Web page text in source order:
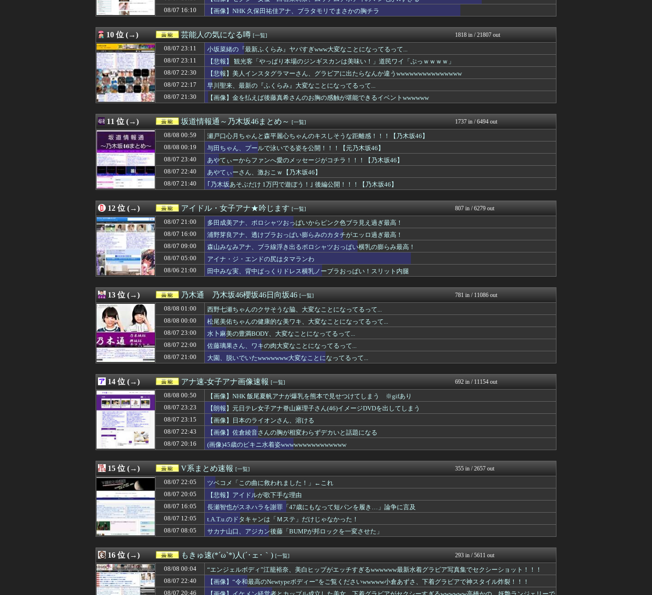
08/07 16:46
【画像】新人声優の水着姿がドエッチ
アナ速‐女子アナ画像速報
08/07 16:41
ジャンポケ斎藤「性行為の許諾は取ったことありません」
mashlife通信
08/07 16:05
長瀬智也がスネハラを謝罪「47歳にもなって短パンを履き…」論争に言及
V系まとめ速報
08/07 16:00
浦野芽良アナ、透けブラおっぱい膨らみのカタチがエッロ過ぎ最高！
アイドル・女子アナ★吟じま...
08/07 15:35
【櫻坂46】この意図は... ついにあの映像が解禁
08/07 15:31
【朗報】AKB48 新曲『好きish』 MV 800万 再生キタ━━(((ﾟ∀...
ROMれ！ペンギン(AKB...
08/07 15:19
【画像】ティファ・ロックハートさん、エロすぎるｗｗｗ
じわ速 芸能ニュースまとめ
08/07 15:13
【朗報】🍱 AKB小栗有以ﾁｬﾝと伊藤百花ﾁｬﾝの 手作りお弁当が食べれるイベ...
AKB48タイムズ（AKB...
08/07 15:11
【悲報】隣家の室外機、限界突破ｗｗｗｗｗ（画像あり）
08/07 14:10
【画像】グラドル東雲うみ、水着が食い込んだ横尻がHすぎる
まとめ芸能＠美女画像まとめ...
08/07 14:00
【画像】小倉ゆうか(27)さん、7年ぶり『FRIDAY』表紙で神ボディ大解放
お～い！お宝
08/07 13:41
【画像】佐倉綾音(32)、自分のシコポイントに気がつくwwwwwww
mashlife通信
08/07 13:02
【朗報】AKB48新曲『好きish』MV 800万再生突破キタ━━(((ﾟ∀ﾟ...
AKB48タイムズ（AKB...
08/07 12:29
上國料萌衣ちゃん、留学中にマックのバイトに応募するも書類選考で落とされてしまう
08/07 12:19
【画像】こういうお○ぱいが至高だよなｗｗｗ
08/07 12:10
【画像】二階堂ふみ、映画の濡れ場で乳首丸出し
まとめ芸能＠美女画像まとめ...
08/07 12:05
【日向坂46】今回はお手頃価格？日向坂46とBEAMSのコラボが決定！！
08/07 12:05
【衝撃】ワイのパッパ、会社でナンバーツーになった結果ｗｗｗｗｗｗｗｗｗｗ
08/07 12:05
t.A.T.u.のドタキャンは「Ｍステ」だけじゃなかった！
08/07 12:00
【急募】「みんな仕事帰りに家で何してんの？」←これ・・・・
ミーハー総研（ミーハー総合...
08/07 12:00
たまったギターマガジンどうしてる？ 音まとめアーカイブ
音まとめ
08/07 11:00
宮﨑あずさアナ セクシーノースリーブ！！
アナきゃぷ速報
08/07 10:52
【櫻坂46】メンバー＆OGがラヴィット出演へ！！！
08/07 10:19
【画像】メキシコのアニオタ、爆乳ｗｗｗ
08/07 10:10
【画像】めるる、ヒルナンデス見せたデカケツがそそる
まとめ芸能＠美女画像まとめ...
08/07 09:07
【悲報】「店員」と「定員」を間違えるガチでヤバいやつ、ネット上に多すぎる ← ...
今日速2ch
08/07 09:00
森山みなみアナ、ブラ線浮き出るポロシャツおっぱい横乳の膨らみ最高！
08/07 08:05
サカナ山口、アジカン後藤「BUMPが邦ロックを一変させた」
08/07 08:00
鈴木奈穂子アナ 袖口からインナーチラ見え！！【GIF動画あり】
アナきゃぷ速報
08/07 07:00
【櫻坂46】日向坂46大田美月、この四期生らと交流がある模様
櫻坂46まとめもり～
08/07 07:00
【朗報】爆胸の気象予報士さん、NHKから解き放たれる
お～い！お宝
08/07 06:18
【質問】ゴールデンに冠番組を持つ女アイドルがいないのは何故なのか？
08/07 06:08
【生尻画像】元NMB48原かれん、衝撃の限界露出wwwww1st写真集でパール...
08/07 05:00
アイナ・ジ・エンドの尻はタマランわ
アイドル・女子アナ★吟じま...
08/07 05:00
田﨑さくらアナ セクシーノースリーブ脇！！
アナきゃぷ速報
08/07 04:05
【衝撃】きゃりーぱみゅぱみゅ 本名をさらりと告白
08/07 02:00
福戸あやアナ 脇チラ見え！！
08/07 01:25
Gカップの現役添乗員、ドスケベDVDで限界露出してしまうwwwww小山玲奈、...
もきゅ速(*´ω`*)人(...
08/07 00:11
【愕然】新幹線や飛行機の乗り方がわからない奴 ← こいつｗｗｗｗｗｗｗｗｗｗ
今日速2ch
08/06 23:56
【疑問】今年はAKB48は@JAM出ないのかな？
AKB48タイムズ（AKB...
08/06 23:01
河出奈都美アナ ノースリニットの巨乳、横乳、脇！！【GIF動画あり】
アナきゃぷ速報
08/06 22:14
【朗報】山﨑愛生「けんぱなぱっぱぱん！」 ← けん玉やる気無さすぎて草ｗｗｗｗ...
08/06 22:05
【櫻坂46】森田ひかる推し、これには大歓喜
08/06 22:05
ワイ「米津玄師ってソロじゃなくてバンドのボーカルならよかったよね」
V系まとめ速報
08/06 22:00
【画像】ブランチリポーターさん、阿波踊りでワキ祭り
お～い！お宝
08/06 21:10
【日向坂46】まさかの楽曲も披露！『三期生LIVE』愛知公演のレポがこちら
08/06 21:05
【衝撃】ワイ、偏差値30台の高校に入学した結果ｗｗｗｗｗｗｗｗｗｗ
08/06 21:00
田中みな実、背中ぱっくりドレス横乳ノーブラおっぱい！スリット内腿
アイドル・女子アナ★吟じま...
08/06 20:41
責任を取らないから成功者になれた…｢とんねるず｣｢おニャン子｣｢AKB｣とヒッ... AKB48タイムズ（AKB...
08/07 16:10
【画像】NHK 久保田祐佳アナ、ブラタモリでまさかの胸チラ
10 位 (→) 芸能人の気になる噂 [一覧] 1818 in / 21807 out
08/07 23:11
小坂菜緒の『最新ふくらみ』ヤバすぎwww大変なことになってるって...
08/07 23:11
【悲報】 観光客「やっぱり本場のジンギスカンは美味い！」道民ワイ「ぷっｗｗｗｗ」
08/07 22:30
【悲報】美人インスタグラマーさん、グラビアに出たらなんか違うwwwwwwwwwwwwwww
08/07 22:17
早川聖来、最新の『ふくらみ』大変なことになってるって...
08/07 21:30
【画像】金を払えば後藤真希さんのお胸の感触が堪能できるイベントwwwwww
11 位 (→) 坂道情報通～乃木坂46まとめ～ [一覧] 1737 in / 6494 out
08/08 00:59
瀬戸口心月ちゃんと森平麗心ちゃんのキスしそうな距離感！！！【乃木坂46】
08/08 00:19
与田ちゃん、プールで泳いでる姿を公開！！！【元乃木坂46】
08/07 23:40
あやてぃーからファンへ愛のメッセージがコチラ！！！【乃木坂46】
08/07 22:40
あやてぃーさん、激おこｗ【乃木坂46】
08/07 21:40
｢乃木坂あそぶだけ 1万円で遊ぼう！｣ 後編公開！！！【乃木坂46】
12 位 (→) アイドル・女子アナ★吟じます [一覧] 807 in / 6279 out
08/07 21:00
多田成美アナ、ポロシャツおっぱいからピンク色ブラ見え過ぎ最高！
08/07 16:00
浦野芽良アナ、透けブラおっぱい膨らみのカタチがエッロ過ぎ最高！
08/07 09:00
森山みなみアナ、ブラ線浮き出るポロシャツおっぱい横乳の膨らみ最高！
08/07 05:00
アイナ・ジ・エンドの尻はタマランわ
08/06 21:00
田中みな実、背中ぱっくりドレス横乳ノーブラおっぱい！スリット内腿
13 位 (→) 乃木通 乃木坂46櫻坂46日向坂46 [一覧] 781 in / 11086 out
08/08 01:00
西野七瀬ちゃんのクサそうな脇、大変なことになってるって...
08/08 00:00
松尾美佑ちゃんの健康的な美ワキ、大変なことになってるって...
08/07 23:00
水卜麻美の豊満BODY、大変なことになってるって...
08/07 22:00
佐藤璃果さん、ワキの肉大変なことになってるって...
08/07 21:00
大園、脱いでいたwwwwwww大変なことになってるって...
14 位 (→) アナ速‐女子アナ画像速報 [一覧] 692 in / 11154 out
08/08 00:50
【画像】NHK 飯尾夏帆アナが爆乳を熊本で見せつけてしまう ※gifあり
08/07 23:23
【朗報】元日テレ女子アナ脊山麻理子さん(46)イメージDVDを出してしまう
08/07 23:15
【画像】日本のライオンさん、溶ける
08/07 22:43
【画像】佐倉綾音さんの胸が相変わらずデカいと話題になる
08/07 20:16
(画像)45歳のビキニ水着姿wwwwwwwwwwwwwww
15 位 (→) V系まとめ速報 [一覧] 355 in / 2657 out
08/07 22:05
ツベコメ「この曲に救われました！」←これ
08/07 20:05
【悲報】アイドルが歌下手な理由
08/07 16:05
長瀬智也がスネハラを謝罪「47歳にもなって短パンを履き…」論争に言及
08/07 12:05
t.A.T.u.のドタキャンは「Ｍステ」だけじゃなかった！
08/07 08:05
サカナ山口、アジカン後藤「BUMPが邦ロックを一変させた」
16 位 (→) もきゅ速(*´ω`*)人(´･ェ･｀) [一覧] 293 in / 5611 out
08/08 00:04
“エンジェルボディ”江籠裕奈、美白ヒップがエッチすぎるwwwwww最新水着グラビア写真集でセクシーショット！！！
08/07 22:40
【画像】“令和最高のNewtypeボディー”をご覧くださいwwwww小倉あずさ、下着グラビアで神スタイル炸裂！！！
08/07 20:46